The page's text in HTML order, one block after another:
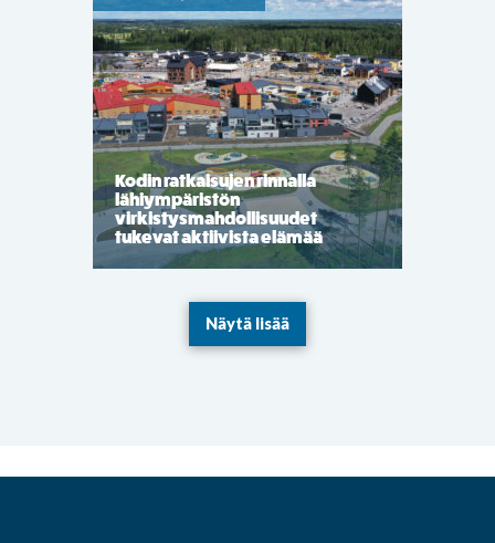
Kodin ratkaisujen rinnalla
lähiympäristön
virkistysmahdollisuudet
tukevat aktiivista elämää
Näytä lisää